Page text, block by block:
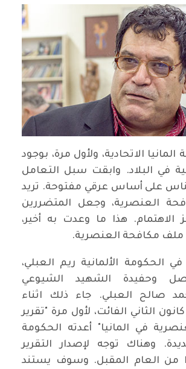
الاتحادية، ولأول مرة، بوجود
في البلاد. وابقت سبل التعامل
على أساس عرقي مفتوحة. تريد
العنصرية، وجعل المتضررين
الاهتمام. هذا ما وعدت به أخير،
مكافحة العنصرية.
في الحكومة الألمانية ريم العبلي،
وحفيدة الشهيد الشيوعي
صالح العبلي. جاء ذلك اثناء
عرضها في 11 كانون الثاني الفائت، لأول مرة "تقرير
في المانيا" أعدته الحكومة
وهناك توجه لإصدار التقرير
من العام المقبل. وسوف يستند